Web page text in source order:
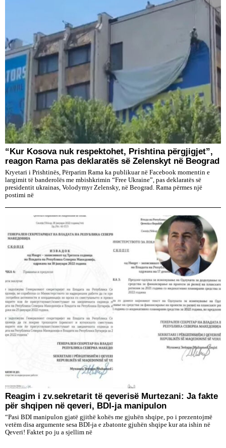
“Kur Kosova nuk respektohet, Prishtina përgjigjet”,
reagon Rama pas deklaratës së Zelenskyt në Beograd
Kryetari i Prishtinës, Përparim Rama ka publikuar në Facebook momentin e
largimit të banderolës me mbishkrimin “Free Ukraine”, pas deklaratës së
presidentit ukrainas, Volodymyr Zelensky, në Beograd. Rama përmes një
postimi në
Reagim i zv.sekretarit të qeverisë Murtezani: Ja fakte
për shqipen në qeveri, BDI-ja manipulon
“Pasi BDI manipulon gjatë gjithë kohës me gjuhën shqipe, po i prezentojmë
vetëm disa argumente sesa BDI-ja e zbatonte gjuhën shqipe kur ata ishin në
Qeveri! Faktet po ju a sjellim në